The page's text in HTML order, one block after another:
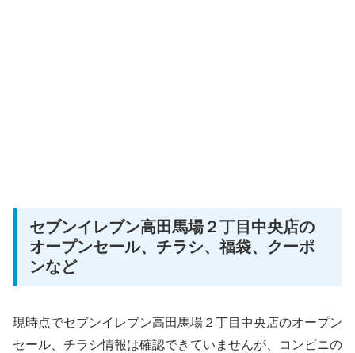
セブンイレブン高田馬場２丁目中央店の
オープンセール、チラシ、福袋、クーポ
ンなど
現時点でセブンイレブン高田馬場２丁目中央店のオープン
セール、チラシ情報は確認できていませんが、コンビニの